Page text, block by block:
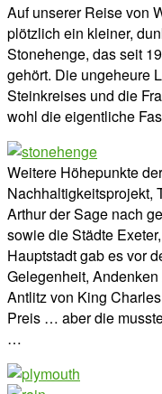
Auf unserer Reise von
plötzlich ein kleiner,
Stonehenge, das seit
gehört. Die ungeheure
Steinkreises und die
wohl die eigentliche
Weitere Höhepunkte
Nachhaltigkeitsprojekt,
Arthur der Sage nach
sowie die Städte
Hauptstadt gab es vor
Gelegenheit,
Antlitz von King
Preis … aber die
…